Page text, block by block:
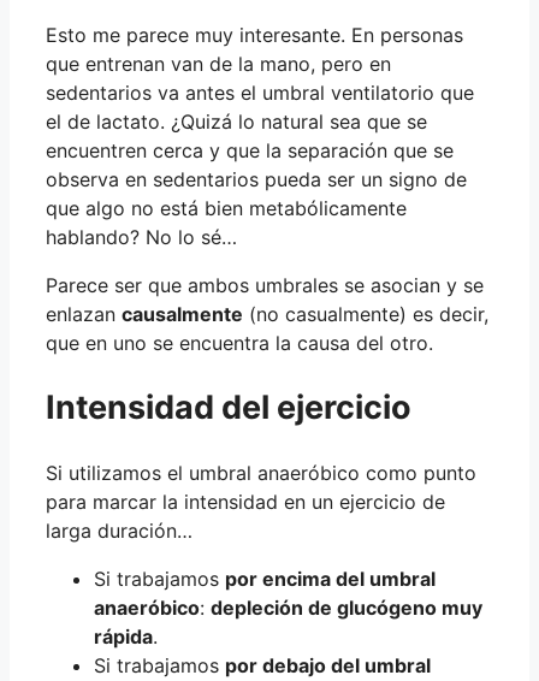
Esto me parece muy interesante. En personas
que entrenan van de la mano, pero en
sedentarios va antes el umbral ventilatorio que
el de lactato. ¿Quizá lo natural sea que se
encuentren cerca y que la separación que se
observa en sedentarios pueda ser un signo de
que algo no está bien metabólicamente
hablando? No lo sé…
Parece ser que ambos umbrales se asocian y se
enlazan causalmente (no casualmente) es decir,
que en uno se encuentra la causa del otro.
Intensidad del ejercicio
Si utilizamos el umbral anaeróbico como punto
para marcar la intensidad en un ejercicio de
larga duración…
Si trabajamos por encima del umbral
anaeróbico: depleción de glucógeno muy
rápida.
Si trabajamos por debajo del umbral